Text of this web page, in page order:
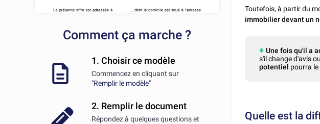
Comment ça marche ?
1. Choisir ce modèle
Commencez en cliquant sur
"Remplir le modèle"
2. Remplir le document
Répondez à quelques questions et
Toutefois, à partir du
immobilier devant un
Une fois qu'il a
s'il change d'avis
potentiel pourra le
Quelle est la